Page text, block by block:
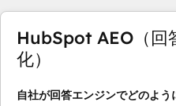
HubSpot AEO（回
化）
自社が回答エンジンでどのよ